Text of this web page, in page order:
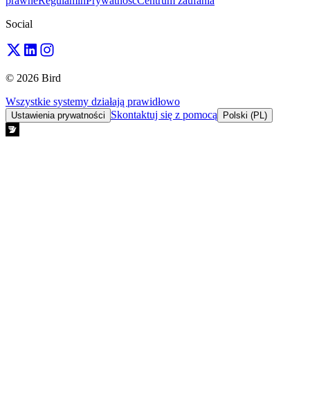
Social
© 2026 Bird
Wszystkie systemy działają prawidłowo
Ustawienia prywatności Skontaktuj się z pomocą Polski (PL)